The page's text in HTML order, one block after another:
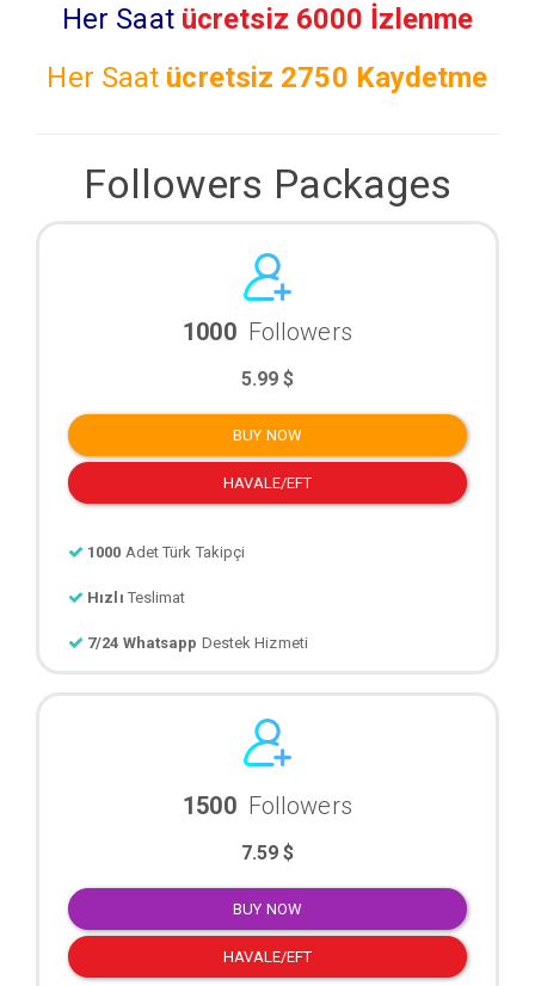
Her Saat ücretsiz 6000 İzlenme
Her Saat ücretsiz 2750 Kaydetme
Followers Packages
1000 Followers
5.99 $
BUY NOW
HAVALE/EFT
1000 Adet Türk Takipçi
Hızlı Teslimat
7/24 Whatsapp Destek Hizmeti
1500 Followers
7.59 $
BUY NOW
HAVALE/EFT